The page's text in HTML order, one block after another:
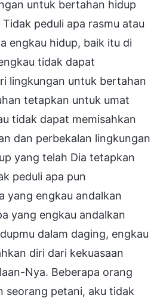
untuk bertahan hidup
peduli apa rasmu atau
engkau hidup, baik itu di
tidak dapat
lingkungan untuk bertahan
tetapkan untuk umat
tidak dapat memisahkan
dan perbekalan lingkungan
yang telah Dia tetapkan
peduli apa pun
yang engkau andalkan
yang engkau andalkan
dalam daging, engkau
diri dari kekuasaan
Nya. Beberapa orang
seorang petani, aku tidak